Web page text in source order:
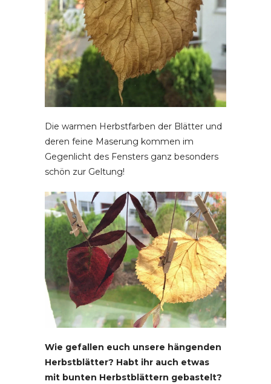
Die warmen Herbstfarben der Blätter und
deren feine Maserung kommen im
Gegenlicht des Fensters ganz besonders
schön zur Geltung!
Wie gefallen euch unsere hängenden
Herbstblätter? Habt ihr auch etwas
mit bunten Herbstblättern gebastelt?